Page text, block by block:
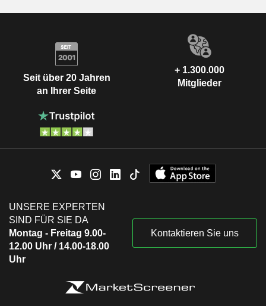
Seit über 20 Jahren
an Ihrer Seite
+ 1.300.000
Mitglieder
UNSERE EXPERTEN
SIND FÜR SIE DA
Montag - Freitag 9.00-
12.00 Uhr / 14.00-18.00
Uhr
Kontaktieren Sie uns